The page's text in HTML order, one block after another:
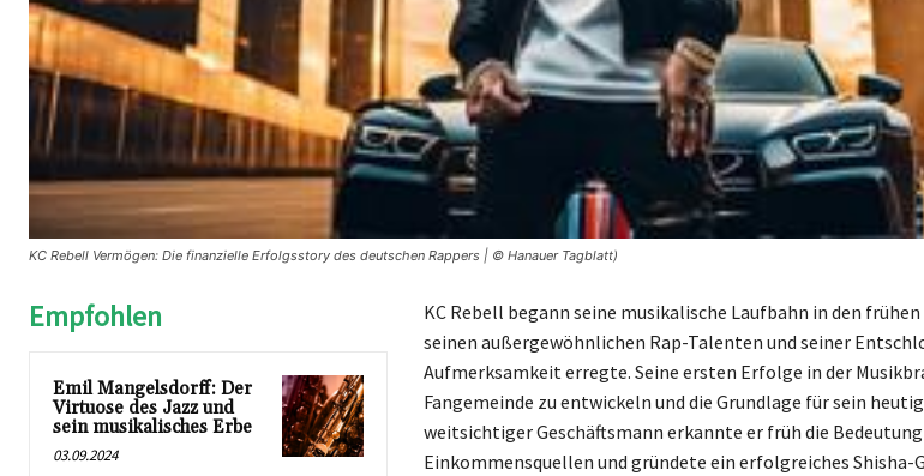
KC Rebell Vermögen: Die finanzielle Erfolgsstory des deutschen Rappers | © Hanauer Tagblatt)
Empfohlen
Emil Mangelsdorff: Der
Virtuose des Jazz und
sein musikalisches Erbe
03.09.2024
KC Rebell begann seine musikalische Laufbahn in den
seinen außergewöhnlichen Rap-Talenten und seiner
Aufmerksamkeit erregte. Seine ersten Erfolge in der
Fangemeinde zu entwickeln und die Grundlage für sein
weitsichtiger Geschäftsmann erkannte er früh die
Einkommensquellen und gründete ein erfolgreiches Shisha-